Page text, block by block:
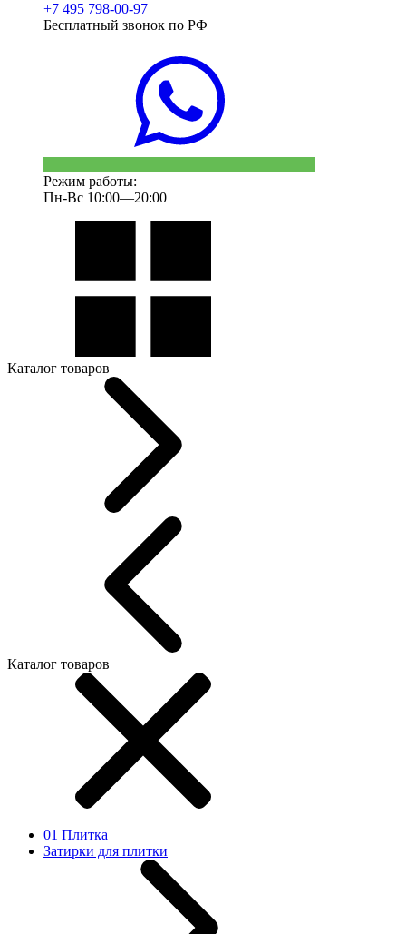
+7 495 798-00-97
Бесплатный звонок по РФ
Режим работы:
Пн-Вс 10:00—20:00
Каталог товаров
Каталог товаров
01 Плитка
Затирки для плитки